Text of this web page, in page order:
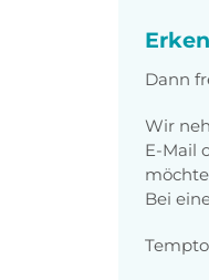
Dann
Wir
E-Mail
Bei